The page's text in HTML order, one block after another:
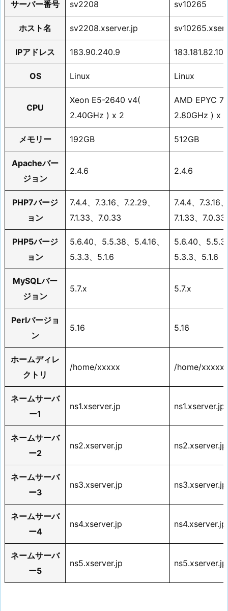
サーバー番号 sv2208 sv10265
ホスト名 sv2208.xserver.jp
IPアドレス 183.90.240.9 183.181.82.106
OS Linux Linux
CPU
Xeon E5-2640 v4(
2.40GHz ) x 2
AMD EPYC
2.80GHz ) x 2
メモリー 192GB 512GB
Apacheバー
ジョン
2.4.6 2.4.6
PHP7バージ
ョン
7.4.4、7.3.16、7.2.29、
7.1.33、7.0.33
7.4.4、7.3.16
7.1.33、7.0.33
PHP5バージ
ョン
5.6.40、5.5.38、5.4.16、
5.3.3、5.1.6
5.6.40、
5.3.3、5.1.6
MySQLバー
ジョン
5.7.x 5.7.x
Perlバージョ
ン
5.16 5.16
ホームディレ
クトリ
/home/xxxxx /home/xxxxx
ネームサーバ
ー1
ns1.xserver.jp ns1.xserver.jp
ネームサーバ
ー2
ns2.xserver.jp ns2.xserver.jp
ネームサーバ
ー3
ns3.xserver.jp ns3.xserver.jp
ネームサーバ
ー4
ns4.xserver.jp ns4.xserver.jp
ネームサーバ
ー5
ns5.xserver.jp ns5.xserver.jp